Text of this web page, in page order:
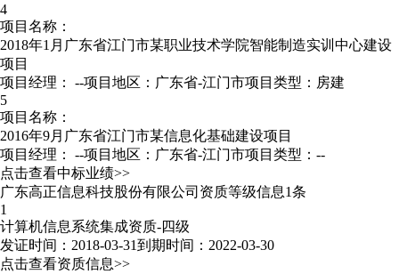
4
项目名称：
2018年1月广东省江门市某职业技术学院智能制造实训中心建设
项目
项目经理： --项目地区：广东省-江门市项目类型：房建
5
项目名称：
2016年9月广东省江门市某信息化基础建设项目
项目经理： --项目地区：广东省-江门市项目类型：--
点击查看中标业绩>>
广东高正信息科技股份有限公司资质等级信息1条
1
计算机信息系统集成资质-四级
发证时间：2018-03-31到期时间：2022-03-30
点击查看资质信息>>